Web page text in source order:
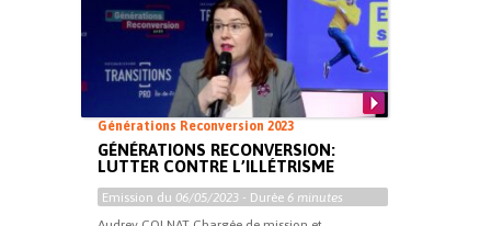
Générations Reconversion 2023
GÉNÉRATIONS RECONVERSION:
LUTTER CONTRE L’ILLÉTRISME
Emission du 06/05/2023 - Durée 6 minutes